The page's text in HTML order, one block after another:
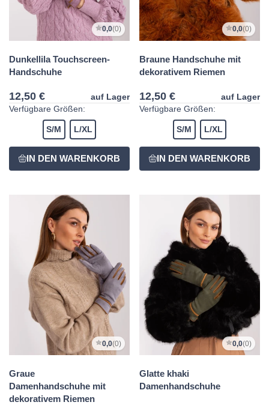
0,0(0)
Dunkellila Touchscreen-
Handschuhe
12,50 €
auf Lager
Verfügbare Größen:
S/M L/XL
0,0(0)
Braune Handschuhe mit
dekorativem Riemen
12,50 €
auf Lager
Verfügbare Größen:
S/M L/XL
0,0(0)
Graue
Damenhandschuhe mit
dekorativem Riemen
0,0(0)
Glatte khaki
Damenhandschuhe